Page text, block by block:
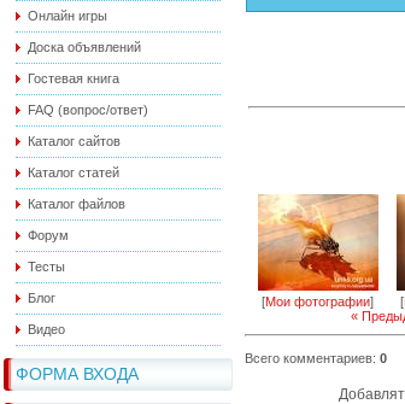
Онлайн игры
Доска объявлений
Гостевая книга
FAQ (вопрос/ответ)
Каталог сайтов
Каталог статей
Каталог файлов
Форум
Тесты
Блог
Видео
ФОРМА ВХОДА
[Мои фотографии] [
«
Всего комментариев: 0